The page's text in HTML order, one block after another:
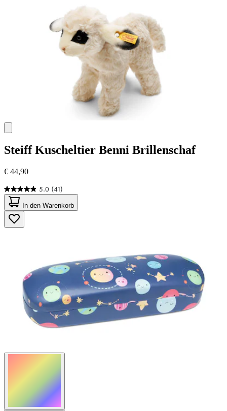
Steiff Kuscheltier Benni Brillenschaf
€ 44,90
5.0 (41)
5.0
von
5
Sternen.
41
In den Warenkorb